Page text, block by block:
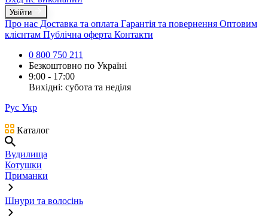
Увійти
Про нас Доставка та оплата Гарантія та повернення Оптовим
клієнтам Публічна оферта Контакти
0 800 750 211
Безкоштовно по Україні
9:00 - 17:00
Вихідні: субота та неділя
Рус Укр
Каталог
Вудилища
Котушки
Приманки
Шнури та волосінь